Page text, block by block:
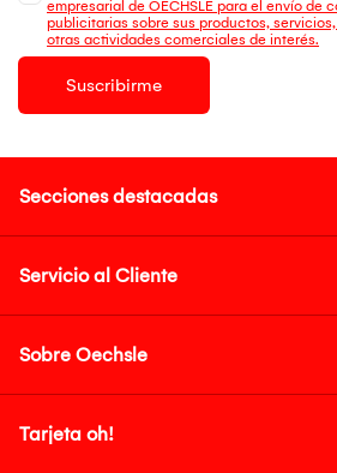
empresarial de OECHSLE para el envío de
publicitarias sobre sus productos,
otras actividades comerciales de interés.
Suscribirme
Secciones destacadas
Servicio al Cliente
Sobre Oechsle
Tarjeta oh!